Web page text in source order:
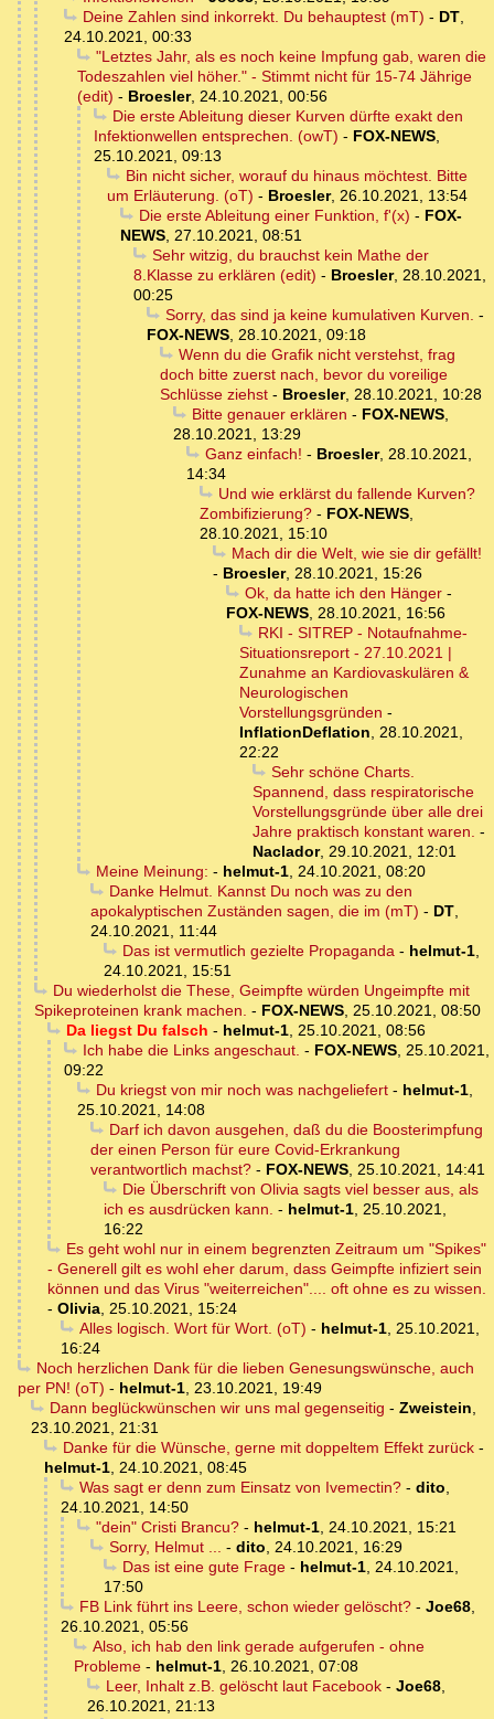
Deine Zahlen sind inkorrekt. Du behauptest (mT) - DT,
24.10.2021, 00:33
"Letztes Jahr, als es noch keine Impfung gab, waren die
Todeszahlen viel höher." - Stimmt nicht für 15-74 Jährige
(edit) - Broesler, 24.10.2021, 00:56
Die erste Ableitung dieser Kurven dürfte exakt den
Infektionwellen entsprechen. (owT) - FOX-NEWS,
25.10.2021, 09:13
Bin nicht sicher, worauf du hinaus möchtest. Bitte
um Erläuterung. (oT) - Broesler, 26.10.2021, 13:54
Die erste Ableitung einer Funktion, f'(x) - FOX-
NEWS, 27.10.2021, 08:51
Sehr witzig, du brauchst kein Mathe der
8.Klasse zu erklären (edit) - Broesler, 28.10.2021,
00:25
Sorry, das sind ja keine kumulativen Kurven. -
FOX-NEWS, 28.10.2021, 09:18
Wenn du die Grafik nicht verstehst, frag
doch bitte zuerst nach, bevor du voreilige
Schlüsse ziehst - Broesler, 28.10.2021, 10:28
Bitte genauer erklären - FOX-NEWS,
28.10.2021, 13:29
Ganz einfach! - Broesler, 28.10.2021,
14:34
Und wie erklärst du fallende Kurven?
Zombifizierung? - FOX-NEWS,
28.10.2021, 15:10
Mach dir die Welt, wie sie dir gefällt!
- Broesler, 28.10.2021, 15:26
Ok, da hatte ich den Hänger-
FOX-NEWS, 28.10.2021, 16:56
RKI - SITREP - Notaufnahme-
Situationsreport - 27.10.2021 |
Zunahme an Kardiovaskulären &
Neurologischen
Vorstellungsgründen -
InflationDeflation, 28.10.2021,
22:22
Sehr schöne Charts.
Spannend, dass respiratorische
Vorstellungsgründe über alle drei
Jahre praktisch konstant waren. -
Naclador, 29.10.2021, 12:01
Meine Meinung: - helmut-1, 24.10.2021, 08:20
Danke Helmut. Kannst Du noch was zu den
apokalyptischen Zuständen sagen, die im (mT) - DT,
24.10.2021, 11:44
Das ist vermutlich gezielte Propaganda- helmut-1,
24.10.2021, 15:51
Du wiederholst die These, Geimpfte würden Ungeimpfte mit
Spikeproteinen krank machen. - FOX-NEWS, 25.10.2021, 08:50
Da liegst Du falsch - helmut-1, 25.10.2021, 08:56
Ich habe die Links angeschaut. - FOX-NEWS, 25.10.2021,
09:22
Du kriegst von mir noch was nachgeliefert- helmut-1,
25.10.2021, 14:08
Darf ich davon ausgehen, daß du die Boosterimpfung
der einen Person für eure Covid-Erkrankung
verantwortlich machst? - FOX-NEWS, 25.10.2021, 14:41
Die Überschrift von Olivia sagts viel besser aus, als
ich es ausdrücken kann. - helmut-1, 25.10.2021,
16:22
Es geht wohl nur in einem begrenzten Zeitraum um "Spikes"
- Generell gilt es wohl eher darum, dass Geimpfte infiziert sein
können und das Virus "weiterreichen".... oft ohne es zu wissen.
- Olivia, 25.10.2021, 15:24
Alles logisch. Wort für Wort. (oT) - helmut-1, 25.10.2021,
16:24
Noch herzlichen Dank für die lieben Genesungswünsche, auch
per PN! (oT) - helmut-1, 23.10.2021, 19:49
Dann beglückwünschen wir uns mal gegenseitig - Zweistein,
23.10.2021, 21:31
Danke für die Wünsche, gerne mit doppeltem Effekt zurück-
helmut-1, 24.10.2021, 08:45
Was sagt er denn zum Einsatz von Ivemectin?- dito,
24.10.2021, 14:50
"dein" Cristi Brancu?- helmut-1, 24.10.2021, 15:21
Sorry, Helmut ... - dito, 24.10.2021, 16:29
Das ist eine gute Frage- helmut-1, 24.10.2021,
17:50
FB Link führt ins Leere, schon wieder gelöscht?- Joe68,
26.10.2021, 05:56
Also, ich hab den link gerade aufgerufen - ohne
Probleme - helmut-1, 26.10.2021, 07:08
Leer, Inhalt z.B. gelöscht laut Facebook- Joe68,
26.10.2021, 21:13